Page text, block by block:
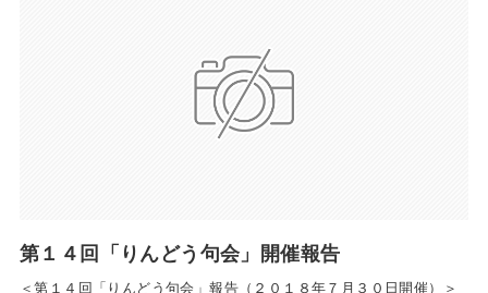
第１４回「りんどう句会」開催報告
＜第１４回「りんどう句会」報告（２０１８年７月３０日開催）＞